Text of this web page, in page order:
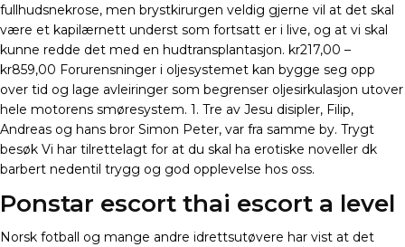
fullhudsnekrose, men brystkirurgen veldig gjerne vil at det skal
være et kapilærnett underst som fortsatt er i live, og at vi skal
kunne redde det med en hudtransplantasjon. kr217,00 –
kr859,00 Forurensninger i oljesystemet kan bygge seg opp
over tid og lage avleiringer som begrenser oljesirkulasjon utover
hele motorens smøresystem. 1. Tre av Jesu disipler, Filip,
Andreas og hans bror Simon Peter, var fra samme by. Trygt
besøk Vi har tilrettelagt for at du skal ha erotiske noveller dk
barbert nedentil trygg og god opplevelse hos oss.
Ponstar escort thai escort a level
Norsk fotball og mange andre idrettsutøvere har vist at det